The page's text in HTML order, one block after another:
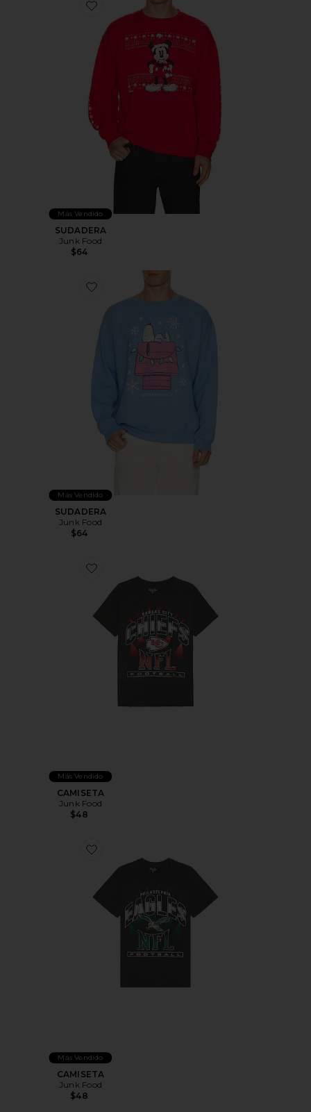
Favorite SUDADERA
Más Vendido
SUDADERA
Junk Food
$64
Favorite SUDADERA
Más Vendido
SUDADERA
Junk Food
$64
Favorite CAMISETA
Más Vendido
CAMISETA
Junk Food
$48
Favorite CAMISETA
Más Vendido
CAMISETA
Junk Food
$48